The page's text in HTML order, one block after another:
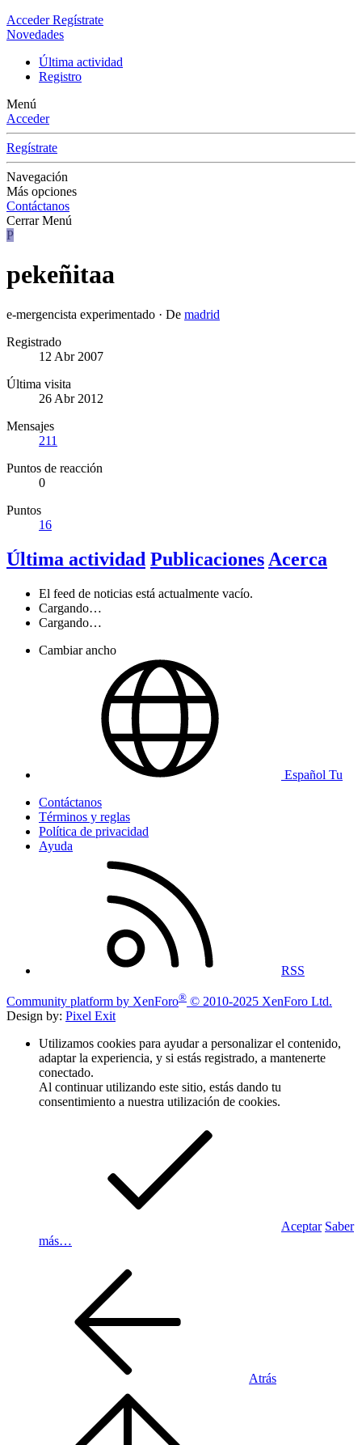
Acceder Regístrate
Novedades
Última actividad
Registro
Menú
Acceder
Regístrate
Navegación
Más opciones
Contáctanos
Cerrar Menú
P
pekeñitaa
e-mergencista experimentado · De madrid
Registrado
12 Abr 2007
Última visita
26 Abr 2012
Mensajes
211
Puntos de reacción
0
Puntos
16
Última actividad Publicaciones Acerca
El feed de noticias está actualmente vacío.
Cargando…
Cargando…
Cambiar ancho
Español Tu
Contáctanos
Términos y reglas
Política de privacidad
Ayuda
RSS
Community platform by XenForo® © 2010-2025 XenForo Ltd.
Design by: Pixel Exit
Utilizamos cookies para ayudar a personalizar el contenido,
adaptar la experiencia, y si estás registrado, a mantenerte
conectado.
Al continuar utilizando este sitio, estás dando tu
consentimiento a nuestra utilización de cookies.
Aceptar Saber
más…
Atrás